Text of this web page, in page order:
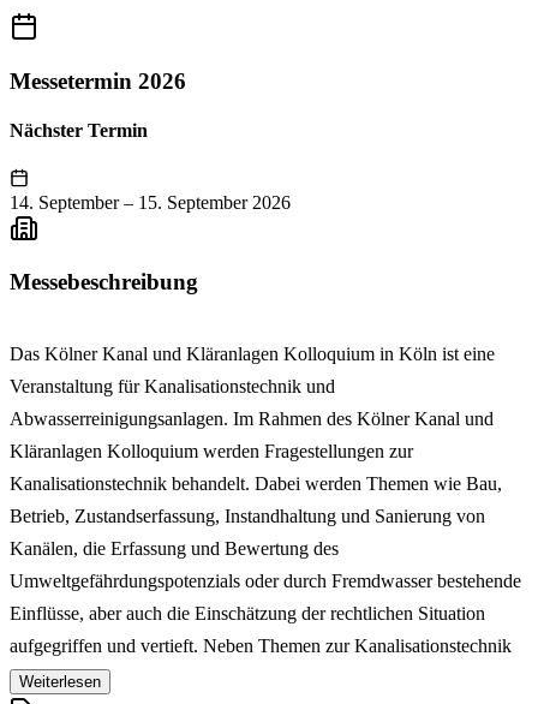
Messetermin 2026
Nächster Termin
14. September – 15. September 2026
Messebeschreibung
Das Kölner Kanal und Kläranlagen Kolloquium in Köln ist eine
Veranstaltung für Kanalisationstechnik und
Abwasserreinigungsanlagen. Im Rahmen des Kölner Kanal und
Kläranlagen Kolloquium werden Fragestellungen zur
Kanalisationstechnik behandelt. Dabei werden Themen wie Bau,
Betrieb, Zustandserfassung, Instandhaltung und Sanierung von
Kanälen, die Erfassung und Bewertung des
Umweltgefährdungspotenzials oder durch Fremdwasser bestehende
Einflüsse, aber auch die Einschätzung der rechtlichen Situation
aufgegriffen und vertieft. Neben Themen zur Kanalisationstechnik
gehören auch aktuelle Fragen zu Technik, Betrieb und Unterhaltung
Weiterlesen